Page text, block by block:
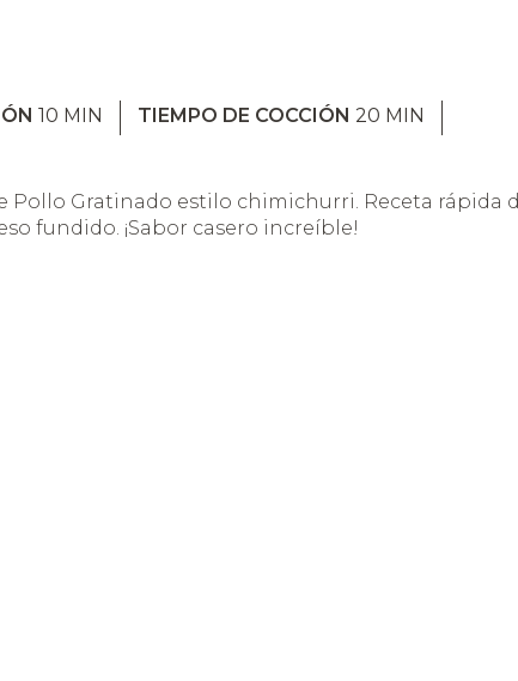
10 MIN TIEMPO DE COCCIÓN 20 MIN
Pollo Gratinado estilo chimichurri. Receta rápida
fundido. ¡Sabor casero increíble!